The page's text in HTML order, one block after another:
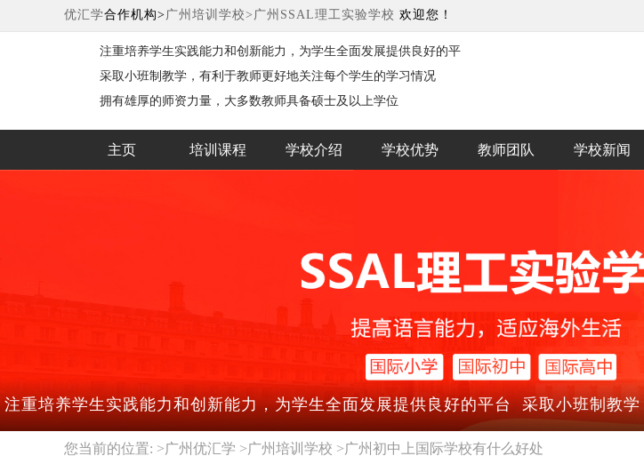
优汇学合作机构> 广州培训学校> 广州SSAL理工实验学校 欢迎您！
注重培养学生实践能力和创新能力，为学生全面发展提供良好的平
采取小班制教学，有利于教师更好地关注每个学生的学习情况
拥有雄厚的师资力量，大多数教师具备硕士及以上学位
主页 培训课程 学校介绍 学校优势 教师团队 学校新闻
注重培养学生实践能力和创新能力，为学生全面发展提供良好的平台 采取小班制教
数教师具备硕士及
您当前的位置: >广州优汇学 >广州培训学校 >广州初中上国际学校有什么好处